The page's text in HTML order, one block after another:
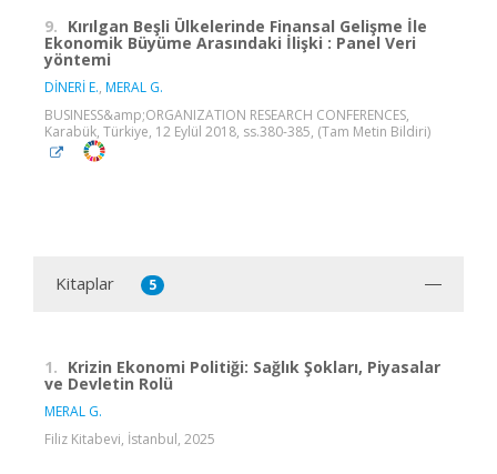
9. Kırılgan Beşli Ülkelerinde Finansal Gelişme İle
Ekonomik Büyüme Arasındaki İlişki : Panel Veri
yöntemi
DİNERİ E., MERAL G.
BUSINESS&amp;ORGANIZATION RESEARCH CONFERENCES,
Karabük, Türkiye, 12 Eylül 2018, ss.380-385, (Tam Metin Bildiri)
Kitaplar 5
1. Krizin Ekonomi Politiği: Sağlık Şokları, Piyasalar
ve Devletin Rolü
MERAL G.
Filiz Kitabevi, İstanbul, 2025